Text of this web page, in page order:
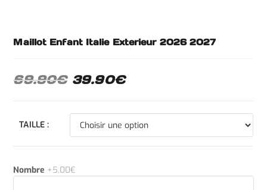
Maillot Enfant Italie Exterieur 2026 2027
69.90€ 39.90€
TAILLE :
Nombre +5.00€